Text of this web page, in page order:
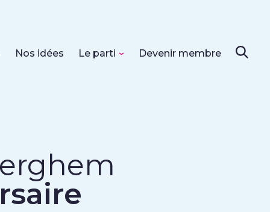
Nos idées Le parti Devenir membre